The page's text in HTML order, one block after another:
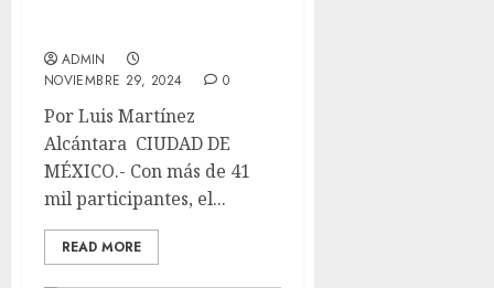
ADMIN
NOVIEMBRE 29, 2024
0
Por Luis Martínez
Alcántara CIUDAD DE
MÉXICO.- Con más de 41
mil participantes, el...
READ MORE